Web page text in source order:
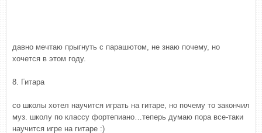
давно мечтаю прыгнуть с парашютом, не знаю почему, но
хочется в этом году.
8. Гитара
со школы хотел научится играть на гитаре, но почему то закончил
муз. школу по классу фортепиано…теперь думаю пора все-таки
научится игре на гитаре :)